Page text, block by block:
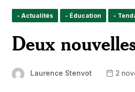
- Actualités - Éducation -
Deux
Laurence Stenvot 2